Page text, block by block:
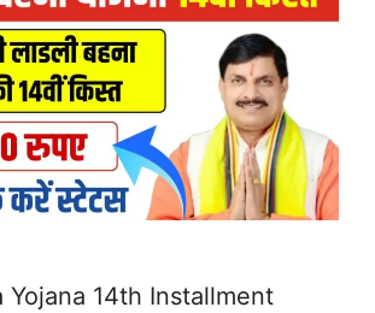
Yojana 14th Installment